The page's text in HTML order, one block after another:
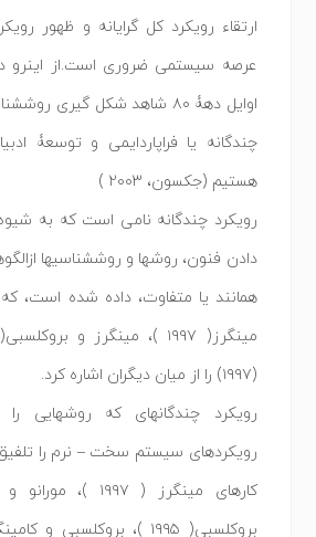
ارتقاء رویکرد کل گرایانه و ظهور
اوایل دهۀ ٨٠ شاهد شکل گیری
چندگانه یا فراپاردایمی و توسعۀ
هستیم (جکسون، ٢٠٠٣ )
رویکرد چندگانه نامی است که به
دادن فنون، روشها و روششناسیها
همانند یا متفاوت، داده شده است،
(۱۹۹۷) را از میان دیگران اشاره کرد.
رویکرد چندگانهای که روشهایی
رویکردهای سیستم سخت – نرم را